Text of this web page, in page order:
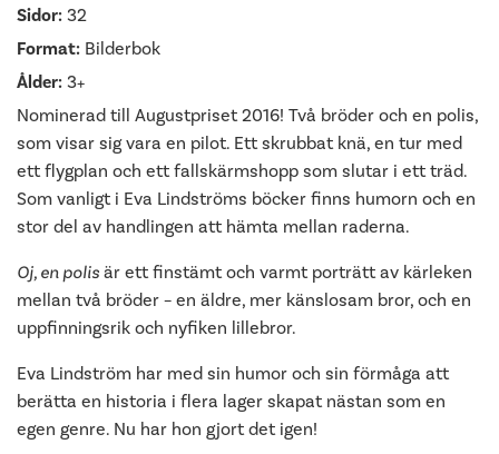
Sidor: 32
Format: Bilderbok
Ålder: 3+
Nominerad till Augustpriset 2016! Två bröder och en polis,
som visar sig vara en pilot. Ett skrubbat knä, en tur med
ett flygplan och ett fallskärmshopp som slutar i ett träd.
Som vanligt i Eva Lindströms böcker finns humorn och en
stor del av handlingen att hämta mellan raderna.
Oj, en polis är ett finstämt och varmt porträtt av kärleken
mellan två bröder – en äldre, mer känslosam bror, och en
uppfinningsrik och nyfiken lillebror.
Eva Lindström har med sin humor och sin förmåga att
berätta en historia i flera lager skapat nästan som en
egen genre. Nu har hon gjort det igen!